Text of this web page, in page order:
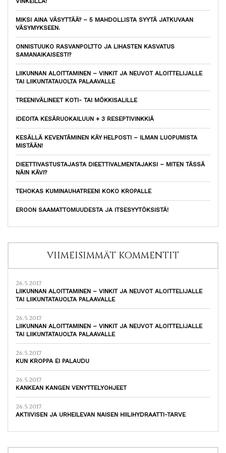
MIKSI AINA VÄSYTTÄÄ? – 5 MAHDOLLISTA SYYTÄ JATKUVAAN
VÄSYMYKSEEN.
ONNISTUUKO RASVANPOLTTO JA LIHASTEN KASVATUS
SAMANAIKAISESTI?
LIIKUNNAN ALOITTAMINEN – VINKIT JA NEUVOT ALOITTELIJALLE
TAI LIIKUNTATAUOLTA PALAAVALLE
TREENIVÄLINEET KOTI- TAI MÖKKISALILLE
IDEOITA KESÄRUOKAILUUN + 3 RESEPTIVINKKIÄ
KESÄLLÄ KEVENTÄMINEN KÄY HELPOSTI – ILMAN LUOPUMISTA
MISTÄÄN!
DIEETTIVASTUSTAJASTA DIEETTIVALMENTAJAKSI – MITEN TÄSSÄ
NÄIN KÄVI?
TEHOKAS KUMINAUHATREENI KOKO KROPALLE
EROON SAAMATTOMUUDESTA JA ITSESYYTÖKSISTÄ!
VIIMEISIMMÄT KOMMENTIT
26.5.2017
LIIKUNNAN ALOITTAMINEN – VINKIT JA NEUVOT ALOITTELIJALLE
TAI LIIKUNTATAUOLTA PALAAVALLE
26.5.2017
LIIKUNNAN ALOITTAMINEN – VINKIT JA NEUVOT ALOITTELIJALLE
TAI LIIKUNTATAUOLTA PALAAVALLE
26.5.2017
KUN KROPPA EI PALAUDU
26.5.2017
KANKEAN KANGEN VENYTTELYOHJEET
26.5.2017
AKTIIVISEN JA URHEILEVAN NAISEN HIILIHYDRAATTI-TARVE